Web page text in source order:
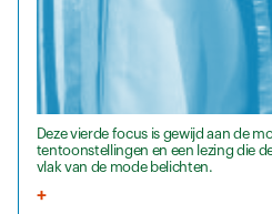
Deze vierde focus is gewijd aan de
tentoonstellingen en een lezing die
vlak van de mode belichten.